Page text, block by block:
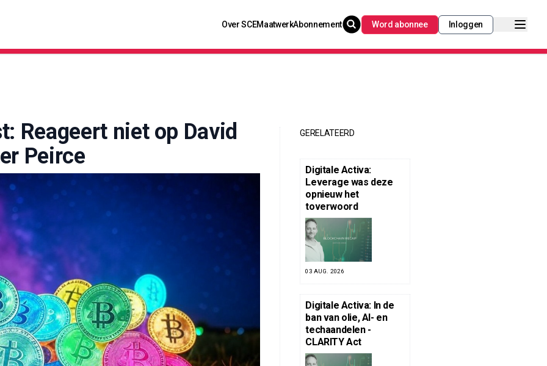
Over SCEMaatwerkAbonnement Word abonnee Inloggen
Reageert niet op David
Peirce
GERELATEERD
Digitale Activa:
Leverage was deze
opnieuw het
toverwoord
03 AUG. 2026
Digitale Activa: In de
ban van olie, AI- en
techaandelen -
CLARITY Act